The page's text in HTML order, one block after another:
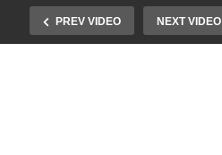
PREV VIDEO NEXT VIDEO